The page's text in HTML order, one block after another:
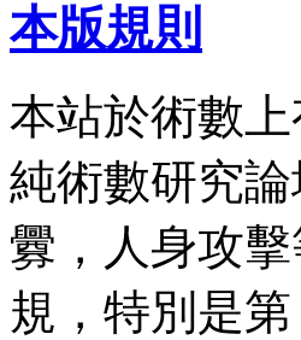
本版規則
本站於術數
純術數研究
釁，人身攻
規，特別是